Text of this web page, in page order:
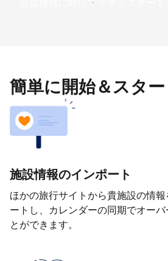
収益獲得に向けて今すぐスタート
簡単に開始＆スタ
施設情報のインポート
ほかの旅行サイトから貴施設の情
ートし、カレンダーの同期でオー
とができます。